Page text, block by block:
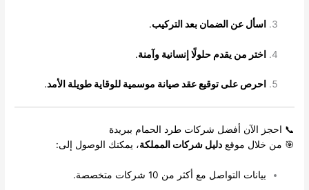
اسأل عن الضمان بعد التركيب.
اختر من يقدم حلولًا إنسانية وآمنة.
احرص على توقيع عقد صيانة موسمية للوقاية طويلة الأمد.
📞 احجز الآن أفضل شركات طرد الحمام ببريدة
🎯 من خلال موقعدليل شركات المملكة، يمكنك الوصول إلى:
بيانات التواصل مع أكثر من 10 شركات متخصصة.